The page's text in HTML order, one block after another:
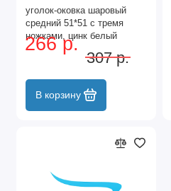
уголок-оковка шаровый
средний 51*51 с тремя
ножками, цинк белый
266 р.
307 р.
В корзину